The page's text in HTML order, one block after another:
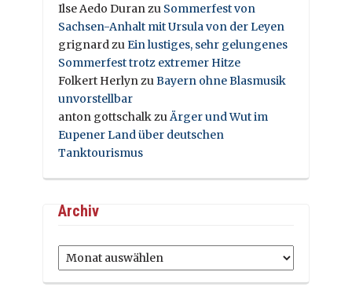
Ilse Aedo Duranzu Sommerfest von
Sachsen-Anhalt mit Ursula von der Leyen
grignardzuEin lustiges, sehr gelungenes
Sommerfest trotz extremer Hitze
Folkert HerlynzuBayern ohne Blasmusik
unvorstellbar
anton gottschalkzuÄrger und Wut im
Eupener Land über deutschen
Tanktourismus
Archiv
Archiv